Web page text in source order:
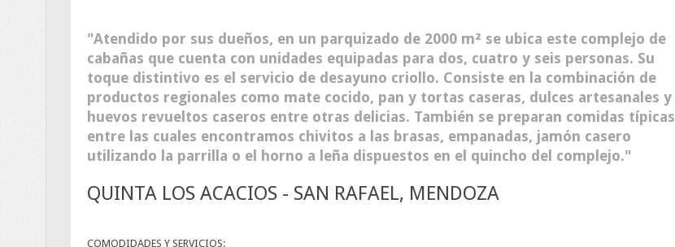
Atendido por sus dueños, en un parquizado de 2000 m² se ubica este complejo de
cabañas que cuenta con unidades equipadas para dos, cuatro y seis personas. Su
toque distintivo es el servicio de desayuno criollo. Consiste en la combinación de
productos regionales como mate cocido, pan y tortas caseras, dulces artesanales y
huevos revueltos caseros entre otras delicias. También se preparan comidas típicas
entre las cuales encontramos chivitos a las brasas, empanadas, jamón casero
utilizando la parrilla o el horno a leña dispuestos en el quincho del complejo.
QUINTA LOS ACACIOS - SAN RAFAEL, MENDOZA
COMODIDADES Y SERVICIOS: